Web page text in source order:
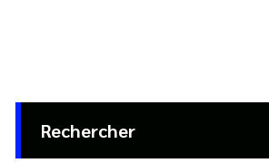
Rechercher